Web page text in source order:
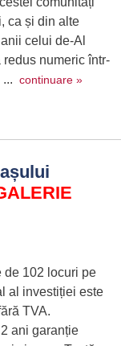
ca și din alte
celui de-Al
numeric într-
continuare »
de 102 locuri pe
al investiției este
TVA.
ani garanție